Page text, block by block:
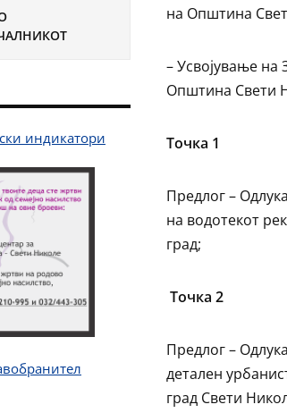
на Општина
– Усвојување на
Општина Свети
Точка 1
Предлог –
на водотекот
град;
Точка 2
Предлог –
детален
град Свети